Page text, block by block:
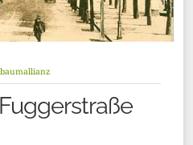
baumallianz